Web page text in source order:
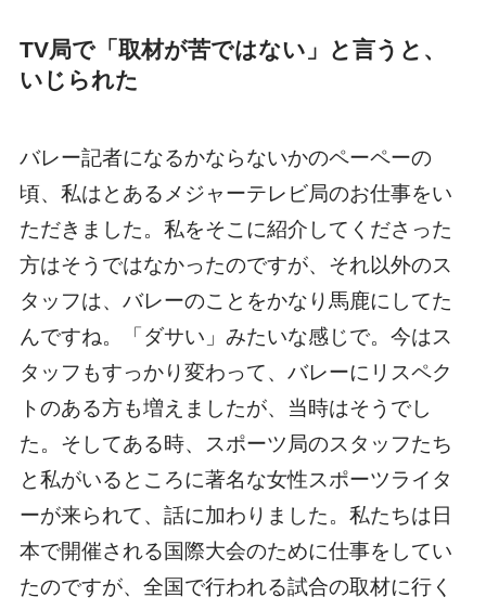
TV局で「取材が苦ではない」と言うと、
いじられた
バレー記者になるかならないかのペーペーの
頃、私はとあるメジャーテレビ局のお仕事をい
ただきました。私をそこに紹介してくださった
方はそうではなかったのですが、それ以外のス
タッフは、バレーのことをかなり馬鹿にしてた
んですね。「ダサい」みたいな感じで。今はス
タッフもすっかり変わって、バレーにリスペク
トのある方も増えましたが、当時はそうでし
た。そしてある時、スポーツ局のスタッフたち
と私がいるところに著名な女性スポーツライタ
ーが来られて、話に加わりました。私たちは日
本で開催される国際大会のために仕事をしてい
たのですが、全国で行われる試合の取材に行く